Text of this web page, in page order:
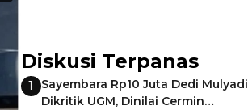
Diskusi Terpanas
1
Sayembara Rp10 Juta Dedi Mulyadi
Dikritik UGM, Dinilai Cermin